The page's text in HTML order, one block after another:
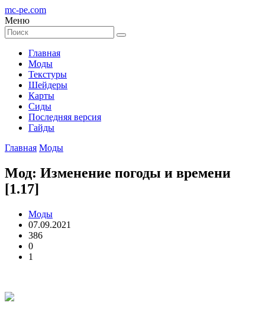
mc-pe.com
Меню
Главная
Моды
Текстуры
Шейдеры
Карты
Сиды
Последняя версия
Гайды
Главная Моды
Мод: Изменение погоды и времени
[1.17]
Моды
07.09.2021
386
0
1